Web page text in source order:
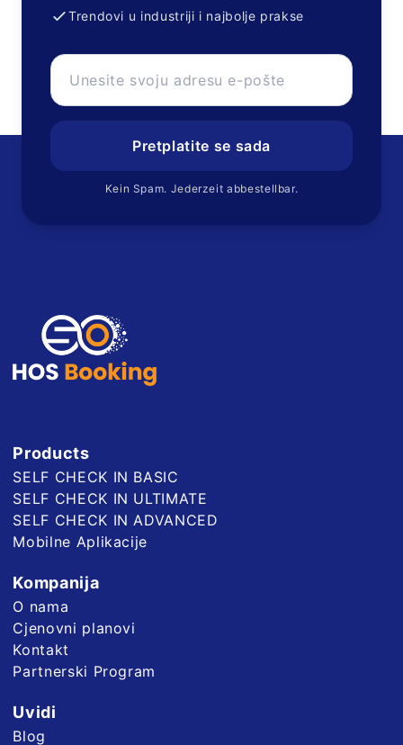
Trendovi u industriji i najbolje prakse
Pretplatite se sada
Kein Spam. Jederzeit abbestellbar.
Products
SELF CHECK IN BASIC
SELF CHECK IN ULTIMATE
SELF CHECK IN ADVANCED
Mobilne Aplikacije
Kompanija
O nama
Cjenovni planovi
Kontakt
Partnerski Program
Uvidi
Blog